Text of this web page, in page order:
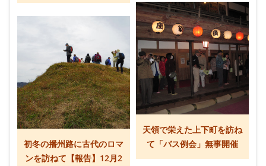
天領で栄えた上下町を訪ね
て「バス例会」無事開催
初冬の播州路に古代のロマ
ンを訪ねて【報告】12月2